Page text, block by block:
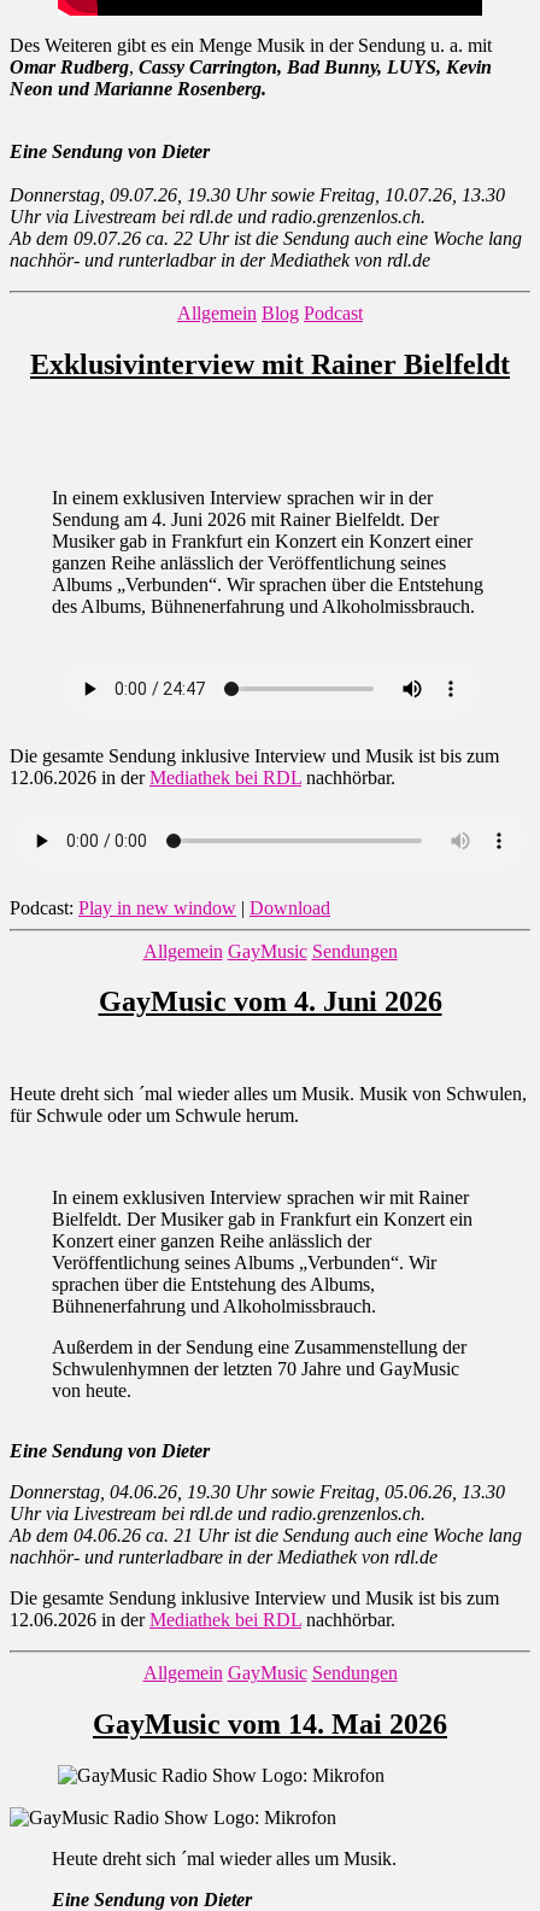
Des Weiteren gibt es ein Menge Musik in der Sendung u. a. mit
Omar Rudberg, Cassy Carrington, Bad Bunny, LUYS, Kevin
Neon und Marianne Rosenberg.
Eine Sendung von Dieter
Donnerstag, 09.07.26, 19.30 Uhr sowie Freitag, 10.07.26, 13.30
Uhr via Livestream bei rdl.de und radio.grenzenlos.ch.
Ab dem 09.07.26 ca. 22 Uhr ist die Sendung auch eine Woche lang
nachhör- und runterladbar in der Mediathek von rdl.de
Kategorien
Allgemein Blog Podcast
Exklusivinterview mit Rainer Bielfeldt
In einem exklusiven Interview sprachen wir in der
Sendung am 4. Juni 2026 mit Rainer Bielfeldt. Der
Musiker gab in Frankfurt ein Konzert ein Konzert einer
ganzen Reihe anlässlich der Veröffentlichung seines
Albums „Verbunden“. Wir sprachen über die Entstehung
des Albums, Bühnenerfahrung und Alkoholmissbrauch.
Die gesamte Sendung inklusive Interview und Musik ist bis zum
12.06.2026 in derMediathek bei RDL nachhörbar.
Podcast: Play in new window | Download
Kategorien
Allgemein GayMusic Sendungen
GayMusic vom 4. Juni 2026
Heute dreht sich ´mal wieder alles um Musik. Musik von Schwulen,
für Schwule oder um Schwule herum.
In einem exklusiven Interview sprachen wir mit Rainer
Bielfeldt. Der Musiker gab in Frankfurt ein Konzert ein
Konzert einer ganzen Reihe anlässlich der
Veröffentlichung seines Albums „Verbunden“. Wir
sprachen über die Entstehung des Albums,
Bühnenerfahrung und Alkoholmissbrauch.
Außerdem in der Sendung eine Zusammenstellung der
Schwulenhymnen der letzten 70 Jahre und GayMusic
von heute.
Eine Sendung von Dieter
Donnerstag, 04.06.26, 19.30 Uhr sowie Freitag, 05.06.26, 13.30
Uhr via Livestream bei rdl.de und radio.grenzenlos.ch.
Ab dem 04.06.26 ca. 21 Uhr ist die Sendung auch eine Woche lang
nachhör- und runterladbare in der Mediathek von rdl.de
Die gesamte Sendung inklusive Interview und Musik ist bis zum
12.06.2026 in derMediathek bei RDL nachhörbar.
Kategorien
Allgemein GayMusic Sendungen
GayMusic vom 14. Mai 2026
Heute dreht sich ´mal wieder alles um Musik.
Eine Sendung von Dieter